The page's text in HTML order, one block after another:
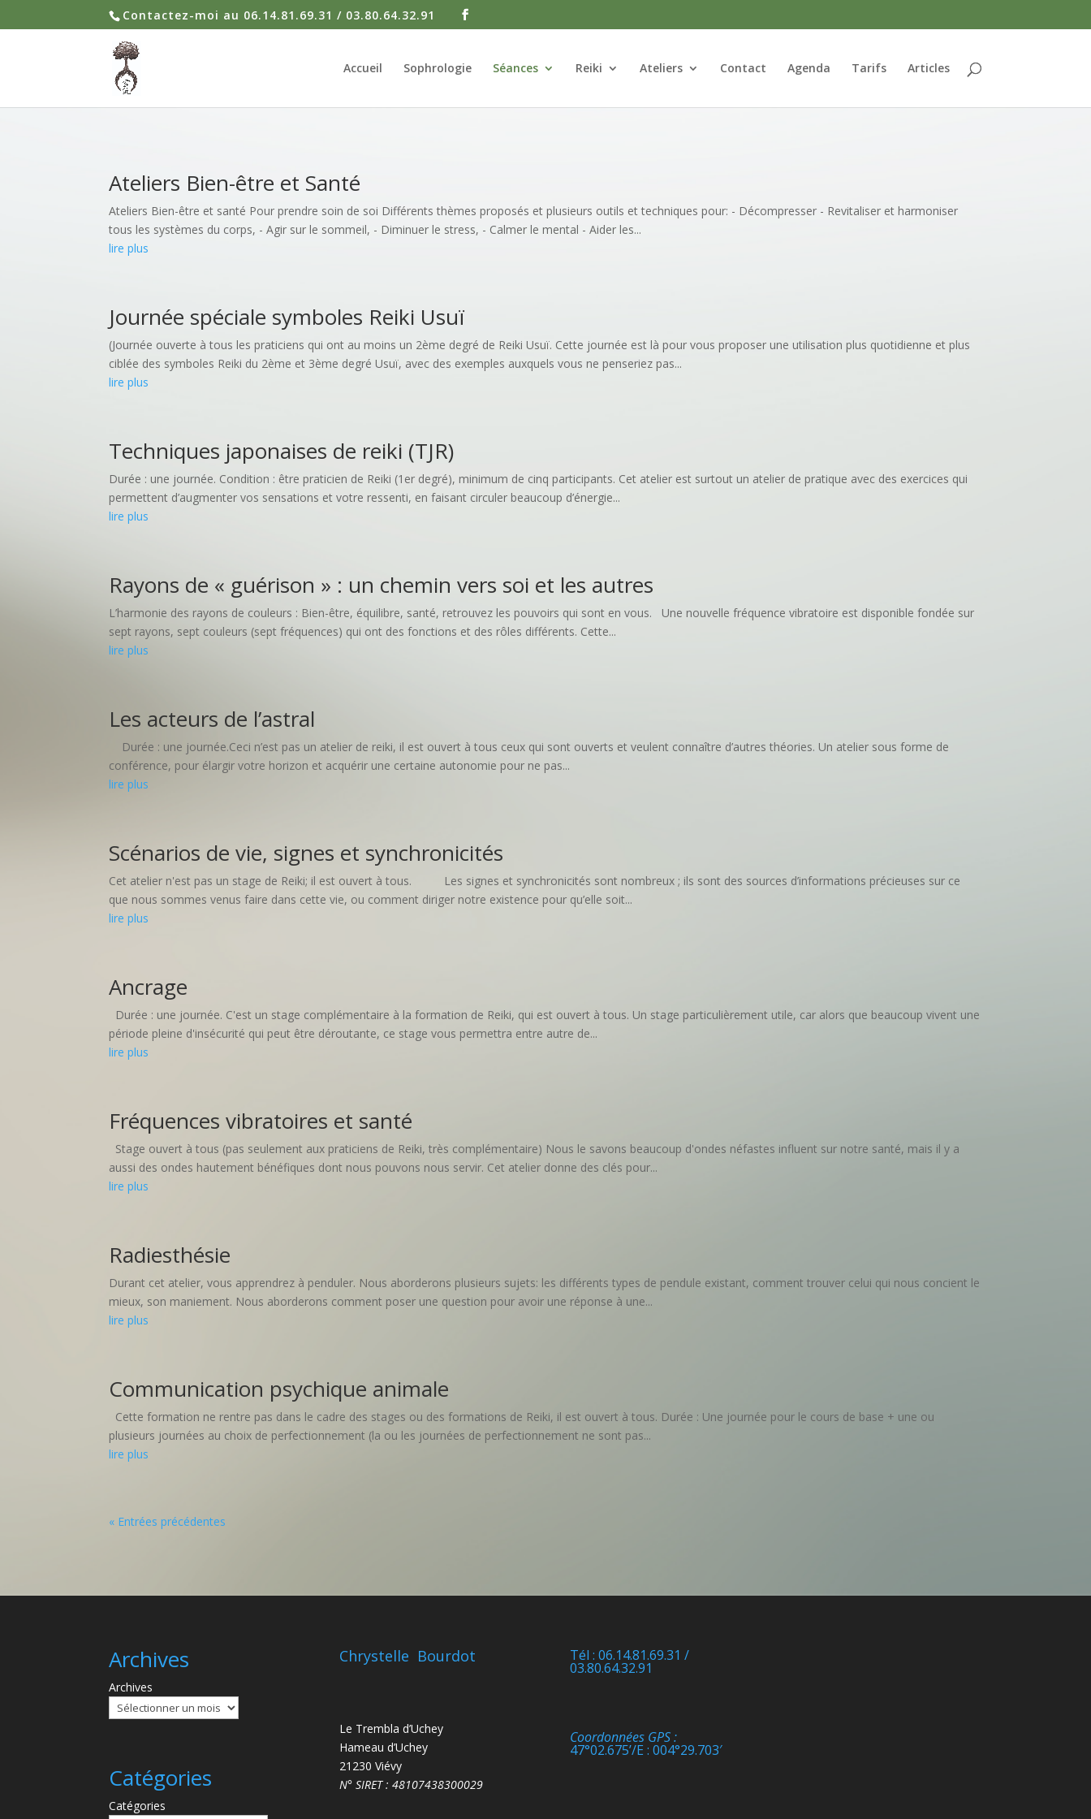
Contactez-moi au 06.14.81.69.31 / 03.80.64.32.91
Accueil Sophrologie Séances Reiki Ateliers Contact Agenda Tarifs Articles
Ateliers Bien-être et Santé
Ateliers Bien-être et santé Pour prendre soin de soi Différents thèmes proposés et plusieurs outils et techniques pour: - Décompresser - Revitaliser et harmoniser
tous les systèmes du corps, - Agir sur le sommeil, - Diminuer le stress, - Calmer le mental - Aider les...
lire plus
Journée spéciale symboles Reiki Usuï
(Journée ouverte à tous les praticiens qui ont au moins un 2ème degré de Reiki Usuï. Cette journée est là pour vous proposer une utilisation plus quotidienne et plus
ciblée des symboles Reiki du 2ème et 3ème degré Usuï, avec des exemples auxquels vous ne penseriez pas...
lire plus
Techniques japonaises de reiki (TJR)
Durée : une journée. Condition : être praticien de Reiki (1er degré), minimum de cinq participants. Cet atelier est surtout un atelier de pratique avec des exercices qui
permettent d’augmenter vos sensations et votre ressenti, en faisant circuler beaucoup d’énergie...
lire plus
Rayons de « guérison » : un chemin vers soi et les autres
L’harmonie des rayons de couleurs : Bien-être, équilibre, santé, retrouvez les pouvoirs qui sont en vous. Une nouvelle fréquence vibratoire est disponible fondée sur
sept rayons, sept couleurs (sept fréquences) qui ont des fonctions et des rôles différents. Cette...
lire plus
Les acteurs de l’astral
Durée : une journée.Ceci n’est pas un atelier de reiki, il est ouvert à tous ceux qui sont ouverts et veulent connaître d’autres théories. Un atelier sous forme de
conférence, pour élargir votre horizon et acquérir une certaine autonomie pour ne pas...
lire plus
Scénarios de vie, signes et synchronicités
Cet atelier n'est pas un stage de Reiki; il est ouvert à tous. Les signes et synchronicités sont nombreux ; ils sont des sources d’informations précieuses sur ce
que nous sommes venus faire dans cette vie, ou comment diriger notre existence pour qu’elle soit...
lire plus
Ancrage
Durée : une journée. C'est un stage complémentaire à la formation de Reiki, qui est ouvert à tous. Un stage particulièrement utile, car alors que beaucoup vivent une
période pleine d'insécurité qui peut être déroutante, ce stage vous permettra entre autre de...
lire plus
Fréquences vibratoires et santé
Stage ouvert à tous (pas seulement aux praticiens de Reiki, très complémentaire) Nous le savons beaucoup d'ondes néfastes influent sur notre santé, mais il y a
aussi des ondes hautement bénéfiques dont nous pouvons nous servir. Cet atelier donne des clés pour...
lire plus
Radiesthésie
Durant cet atelier, vous apprendrez à penduler. Nous aborderons plusieurs sujets: les différents types de pendule existant, comment trouver celui qui nous concient le
mieux, son maniement. Nous aborderons comment poser une question pour avoir une réponse à une...
lire plus
Communication psychique animale
Cette formation ne rentre pas dans le cadre des stages ou des formations de Reiki, il est ouvert à tous. Durée : Une journée pour le cours de base + une ou
plusieurs journées au choix de perfectionnement (la ou les journées de perfectionnement ne sont pas...
lire plus
« Entrées précédentes
Archives
Archives
Catégories
Catégories
Chrystelle Bourdot
Le Trembla d’Uchey
Hameau d’Uchey
21230 Viévy
N° SIRET : 48107438300029
Tél : 06.14.81.69.31 /
03.80.64.32.91
Coordonnées GPS :
47°02.675’/E : 004°29.703′